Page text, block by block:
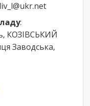
:
КОЗІВСЬКИЙ
Заводська,